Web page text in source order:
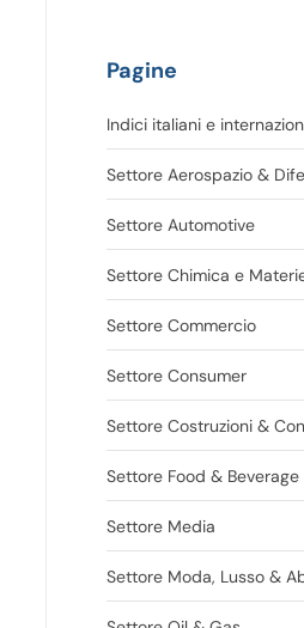
Pagine
Indici italiani e
Settore Aerospazio &
Settore Automotive
Settore Chimica e
Settore Commercio
Settore Consumer
Settore Costruzioni &
Settore Food & Beverage
Settore Media
Settore Moda, Lusso &